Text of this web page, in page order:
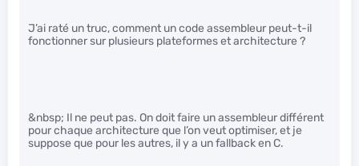
J’ai raté un truc, comment un code assembleur peut-t-il
fonctionner sur plusieurs plateformes et architecture ?
&nbsp; Il ne peut pas. On doit faire un assembleur différent
pour chaque architecture que l’on veut optimiser, et je
suppose que pour les autres, il y a un fallback en C.